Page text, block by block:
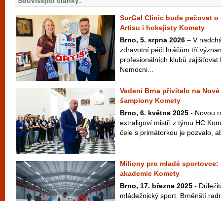
SurGal Clinic bude pečovat
Artisu i hokejisty Komety
Brno, 5. srpna 2026 – V
zdravotní péči hráčům tří
profesionálních klubů zajišťovat
Nemocni...
Vedení Brna přivítalo na
šampiony Komety
Brno, 6. května 2025 - Novou
extraligoví mistři z týmu HC
čele s primátorkou je pozvalo,
Miliony pro mladé sportovce:
akademie Komety
Brno, 17. března 2025 -
mládežnický sport. Brněnští